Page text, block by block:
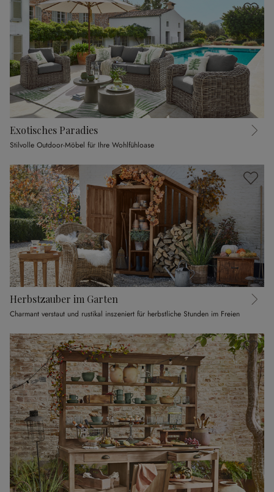
Exotisches Paradies
Stilvolle Outdoor-Möbel für Ihre Wohlfühloase
Herbstzauber im Garten
Charmant verstaut und rustikal inszeniert für herbstliche Stunden im Freien